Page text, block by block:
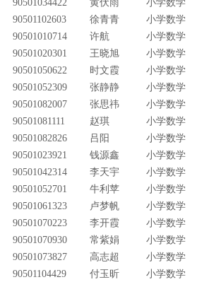
90501034422
黄伏雨 小学数学
90501102603
徐青青 小学数学
90501010714
许航 小学数学
90501020301
王晓旭 小学数学
90501050622
时文霞 小学数学
90501052309
张静静 小学数学
90501082007
张思祎 小学数学
90501081111
赵琪 小学数学
90501082826
吕阳 小学数学
90501023921
钱源鑫 小学数学
90501042314
李天宇 小学数学
90501052701
牛利苹 小学数学
90501061323
卢梦帆 小学数学
90501070223
李开霞 小学数学
90501070930
常紫娟 小学数学
90501073827
高志超 小学数学
90501104429
付玉昕 小学数学